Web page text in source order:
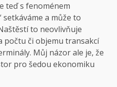
teď s fenoménem
a může to
to neovlivňuje
počtu či objemu transakcí
Můj názor ale je, že
pro šedou ekonomiku